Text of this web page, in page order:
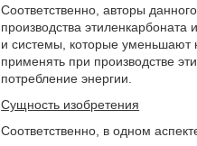
Соответственно, авторы
производства
и системы, которые уменьшают
применять при производстве
потребление энергии.
Сущность изобретения
Соответственно, в одном